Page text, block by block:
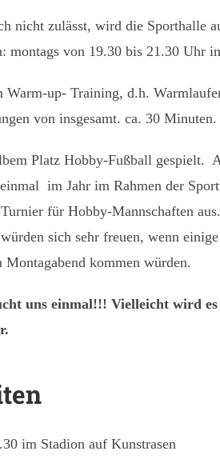
nicht zulässt, wird die Sporthalle
montags von 19.30 bis 21.30 Uhr
Warm-up- Training, d.h.
von insgesamt. ca. 30 Minuten.
Platz Hobby-Fußball gespielt.
im Jahr im Rahmen der
für Hobby-Mannschaften
sich sehr freuen, wenn einige
kommen würden.
uns einmal!!! Vielleicht wird
im Stadion auf Kunstrasen